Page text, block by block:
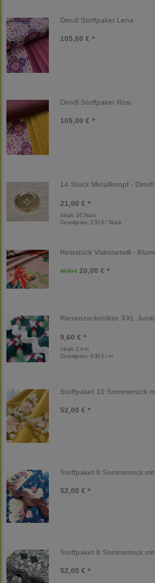
Dirndl Stoffpaket Lena
105,00 € *
Dirndl Stoffpaket Rosi
105,00 € *
14 Stück Metallknopf -
21,00 € *
Inhalt: 14 Stück
Grundpreis: 1,50 € / Stück
Reststück Viskosetwill -
40,00 € 20,00 € *
Riesenzackenlitze XXL
9,60 € *
Inhalt: 2,4 m
Grundpreis: 4,00 € / m
Stoffpaket 10 Sommerrock
52,00 € *
Stoffpaket 9 Sommerrock
52,00 € *
Stoffpaket 8 Sommerrock
52,00 € *